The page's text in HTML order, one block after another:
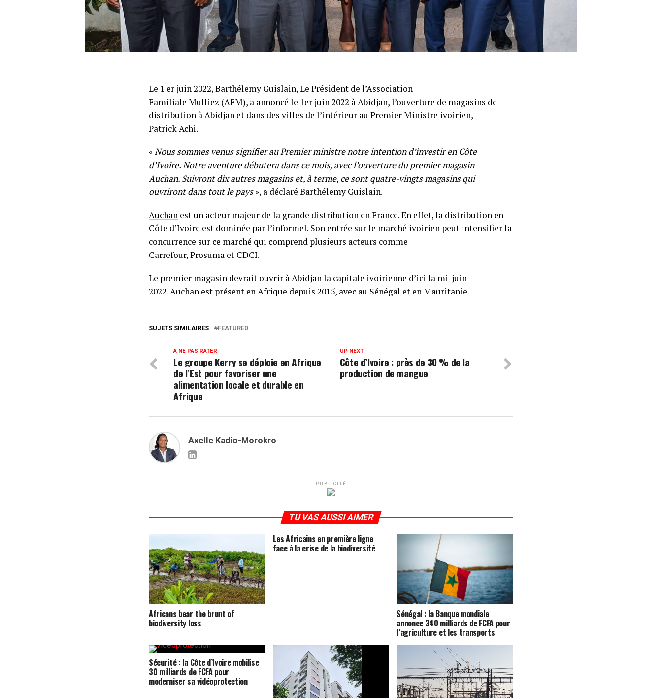
Le 1 er juin 2022, Barthélemy Guislain, Le Président de l’Association
Familiale Mulliez (AFM), a annoncé le 1er juin 2022 à Abidjan, l’ouverture de magasins de
distribution à Abidjan et dans des villes de l’intérieur au Premier Ministre ivoirien,
Patrick Achi.
«Nous sommes venus signifier au Premier ministre notre intention d’investir en Côte
d’Ivoire. Notre aventure débutera dans ce mois, avec l’ouverture du premier magasin
Auchan. Suivront dix autres magasins et, à terme, ce sont quatre-vingts magasins qui
ouvriront dans tout le pays», a déclaré Barthélemy Guislain.
Auchan est un acteur majeur de la grande distribution en France. En effet, la distribution en
Côte d’Ivoire est dominée par l’informel. Son entrée sur le marché ivoirien peut intensifier la
concurrence sur ce marché qui comprend plusieurs acteurs comme
Carrefour, Prosuma et CDCI.
Le premier magasin devrait ouvrir à Abidjan la capitale ivoirienne d’ici la mi-juin
2022. Auchan est présent en Afrique depuis 2015, avec au Sénégal et en Mauritanie.
SUJETS SIMILAIRES FEATURED
UP NEXT
Côte d’Ivoire : près de 30 % de la
production de mangue
A NE PAS RATER
Le groupe Kerry se déploie en Afrique
de l’Est pour favoriser une
alimentation locale et durable en
Afrique
Axelle Kadio-Morokro
PUBLICITÉ
TU VAS AUSSI AIMER
Africans bear the brunt of
biodiversity loss
Les Africains en première ligne
face à la crise de la biodiversité
Sénégal : la Banque mondiale
annonce 340 milliards de FCFA pour
l’agriculture et les transports
Sécurité : la Côte d’Ivoire mobilise
30 milliards de FCFA pour
moderniser sa vidéoprotection